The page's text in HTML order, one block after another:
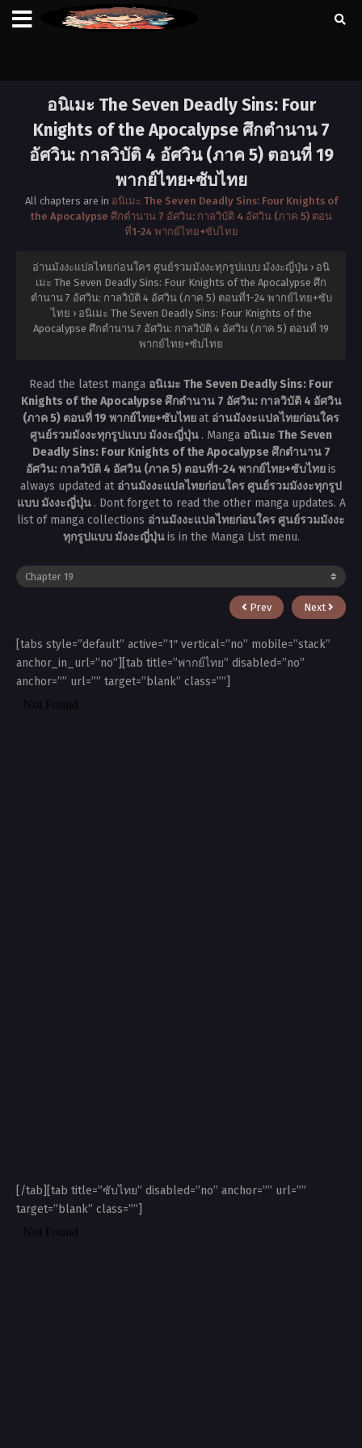
อนิเมะ The Seven Deadly Sins: Four
Knights of the Apocalypse ศึกตำนาน 7
อัศวิน: กาลวิบัติ 4 อัศวิน (ภาค 5) ตอนที่ 19
พากย์ไทย+ซับไทย
All chapters are in อนิเมะ The Seven Deadly Sins: Four Knights of
the Apocalypse ศึกตำนาน 7 อัศวิน: กาลวิบัติ 4 อัศวิน (ภาค 5) ตอน
ที่1-24 พากย์ไทย+ซับไทย
อ่านมังงะแปลไทยก่อนใคร ศูนย์รวมมังงะทุกรูปแบบ มังงะญี่ปุ่น › อนิ
เมะ The Seven Deadly Sins: Four Knights of the Apocalypse ศึก
ตำนาน 7 อัศวิน: กาลวิบัติ 4 อัศวิน (ภาค 5) ตอนที่1-24 พากย์ไทย+ซับ
ไทย › อนิเมะ The Seven Deadly Sins: Four Knights of the
Apocalypse ศึกตำนาน 7 อัศวิน: กาลวิบัติ 4 อัศวิน (ภาค 5) ตอนที่ 19
พากย์ไทย+ซับไทย
Read the latest manga อนิเมะ The Seven Deadly Sins: Four
Knights of the Apocalypse ศึกตำนาน 7 อัศวิน: กาลวิบัติ 4 อัศวิน
(ภาค 5) ตอนที่ 19 พากย์ไทย+ซับไทยat อ่านมังงะแปลไทยก่อนใคร
ศูนย์รวมมังงะทุกรูปแบบ มังงะญี่ปุ่น . Manga อนิเมะ The Seven
Deadly Sins: Four Knights of the Apocalypse ศึกตำนาน 7
อัศวิน: กาลวิบัติ 4 อัศวิน (ภาค 5) ตอนที่1-24 พากย์ไทย+ซับไทยis
always updated at อ่านมังงะแปลไทยก่อนใคร ศูนย์รวมมังงะทุกรูป
แบบ มังงะญี่ปุ่น . Dont forget to read the other manga updates. A
list of manga collections อ่านมังงะแปลไทยก่อนใคร ศูนย์รวมมังงะ
ทุกรูปแบบ มังงะญี่ปุ่นis in the Manga List menu.
Prev Next
[tabs style=”default” active=”1″ vertical=”no” mobile=”stack”
anchor_in_url=”no”][tab title=”พากย์ไทย” disabled=”no”
anchor=”” url=”” target=”blank” class=””]
[/tab][tab title=”ซับไทย” disabled=”no” anchor=”” url=””
target=”blank” class=””]